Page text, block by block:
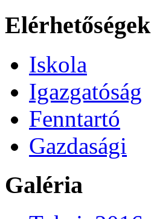
Elérhetőségek
Iskola
Igazgatóság
Fenntartó
Gazdasági
Galéria